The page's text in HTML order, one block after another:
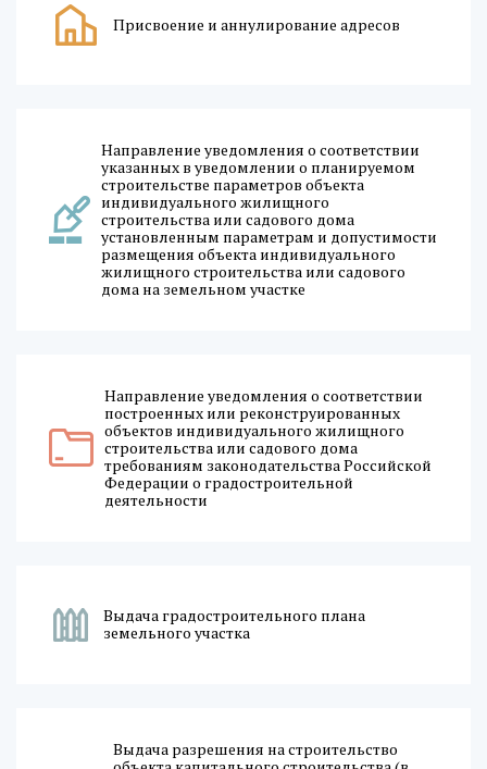
Присвоение и аннулирование адресов
Направление уведомления о соответствии
указанных в уведомлении о планируемом
строительстве параметров объекта
индивидуального жилищного
строительства или садового дома
установленным параметрам и допустимости
размещения объекта индивидуального
жилищного строительства или садового
дома на земельном участке
Направление уведомления о соответствии
построенных или реконструированных
объектов индивидуального жилищного
строительства или садового дома
требованиям законодательства Российской
Федерации о градостроительной
деятельности
Выдача градостроительного плана
земельного участка
Выдача разрешения на строительство